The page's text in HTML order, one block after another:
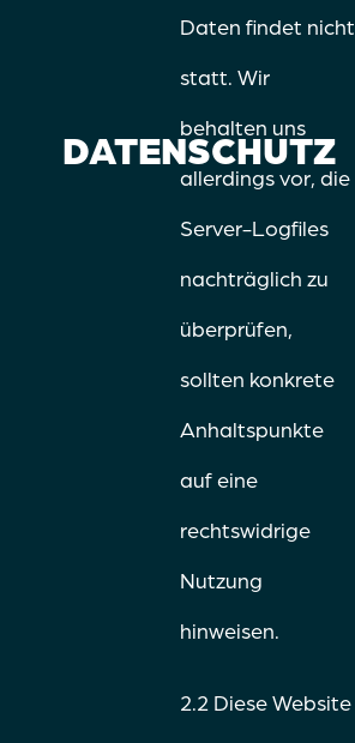
DATENSCHUTZ
Daten findet nicht
statt. Wir
behalten uns
allerdings vor, die
Server-Logfiles
nachträglich zu
überprüfen,
sollten konkrete
Anhaltspunkte
auf eine
rechtswidrige
Nutzung
hinweisen.
2.2 Diese Website